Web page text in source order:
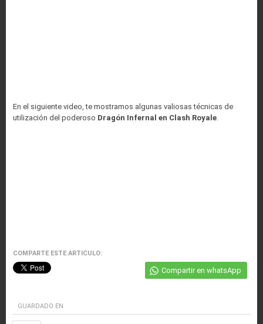
En el siguiente video, te mostramos algunas valiosas técnicas de
utilización del poderoso Dragón Infernal en Clash Royale.
COMPARTE ESTE ARTICULO:
Compartir en whatsApp
GUARDADO EN